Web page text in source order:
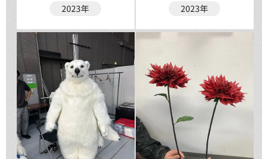
2023年 2023年